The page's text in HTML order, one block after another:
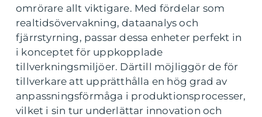
omrörare allt viktigare. Med fördelar som
realtidsövervakning, dataanalys och
fjärrstyrning, passar dessa enheter perfekt in
i konceptet för uppkopplade
tillverkningsmiljöer. Därtill möjliggör de för
tillverkare att upprätthålla en hög grad av
anpassningsförmåga i produktionsprocesser,
vilket i sin tur underlättar innovation och